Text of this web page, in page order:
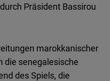
Präsident Bassirou
marokkanischer
die senegalesische
des Spiels, die